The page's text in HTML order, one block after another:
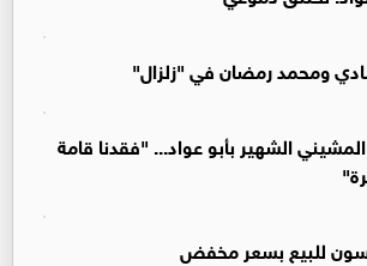
ومحمد رمضان في "زلزال"
الشهير بأبو عواد... "فقدنا قامة
للبيع بسعر مخفض